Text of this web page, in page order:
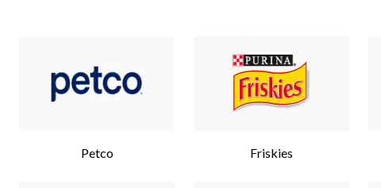
Petco Friskies